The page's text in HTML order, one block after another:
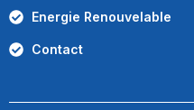
Energie Renouvelable
Contact